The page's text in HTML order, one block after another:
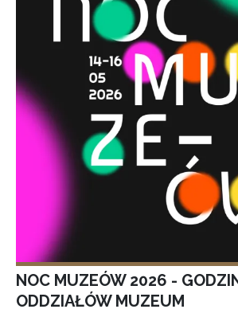
NOC MUZEÓW 2026 -
ODDZIAŁÓW MUZEUM